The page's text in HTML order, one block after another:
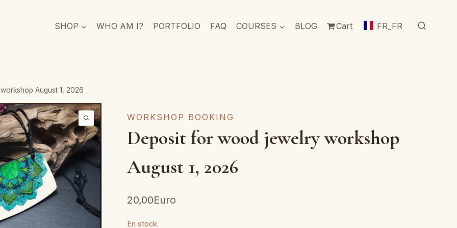
SHOP WHO AM I? PORTFOLIO FAQ COURSES BLOG Cart FR_FR
August 1, 2026
WORKSHOP BOOKING
Deposit for wood jewelry workshop
August 1, 2026
20,00Euro
En stock